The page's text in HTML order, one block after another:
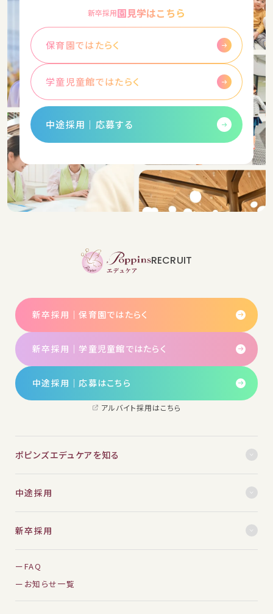
新卒採用園見学はこちら
保育園ではたらく
学童児童館ではたらく
中途採用│応募する
RECRUIT
新卒採用｜保育園ではたらく
新卒採用｜学童児童館ではたらく
中途採用│応募はこちら
アルバイト採用はこちら
ポピンズエデュケアを知る
中途採用
新卒採用
FAQ
お知らせ一覧